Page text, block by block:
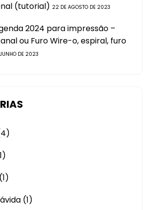
(tutorial) 22 DE AGOSTO DE 2023
2024 para impressão –
ou Furo Wire-o, espiral, furo
DE 2023
(1)
(1)